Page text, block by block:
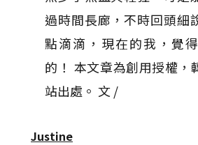
過時間長廊，不時回頭細
點滴滴，現在的我，覺
的！ 本文章為創用授權，
站出處。 文 /
Justine